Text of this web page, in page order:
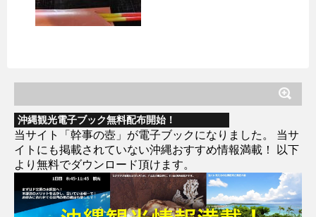
沖縄観光電子ブック無料配布開始！
当サイト「幹事の壺」が電子ブックになりました。 当サ
イトにも掲載されていない沖縄おすすめ情報満載！ 以下
より無料でダウンロード頂けます。